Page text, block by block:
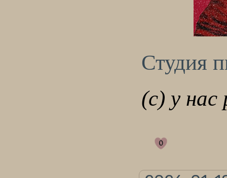
Студия
(с) у нас
0